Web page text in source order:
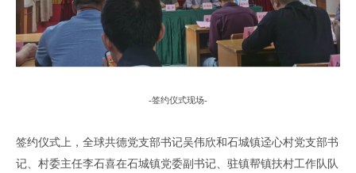
-签约仪式现场-
签约仪式上 ， 全球共德党支部书记吴伟欣和石城镇迳心村党支部书
记
村委主任李石喜在石城镇党委副书记、驻镇帮镇扶村工作队队